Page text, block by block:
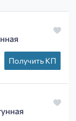
Получить КП